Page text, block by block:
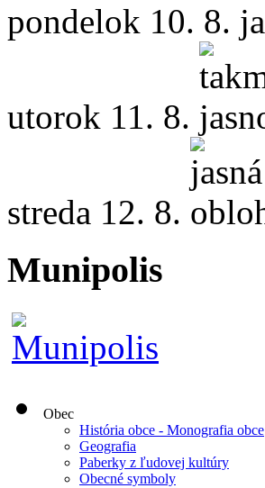
pondelok 10. 8.
utorok 11. 8.
streda 12. 8.
Munipolis
Obec
História obce - Monografia obce
Geografia
Paberky z ľudovej kultúry
Obecné symboly